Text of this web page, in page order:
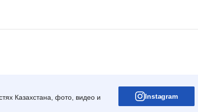
Казахстана, фото, видео и
Instagram